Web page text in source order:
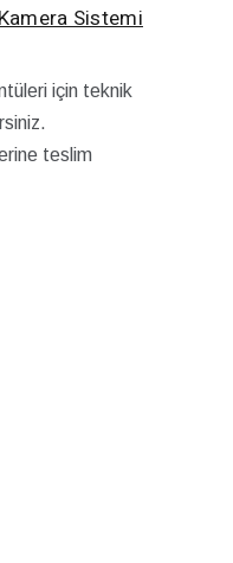
Sistemi
için teknik
teslim